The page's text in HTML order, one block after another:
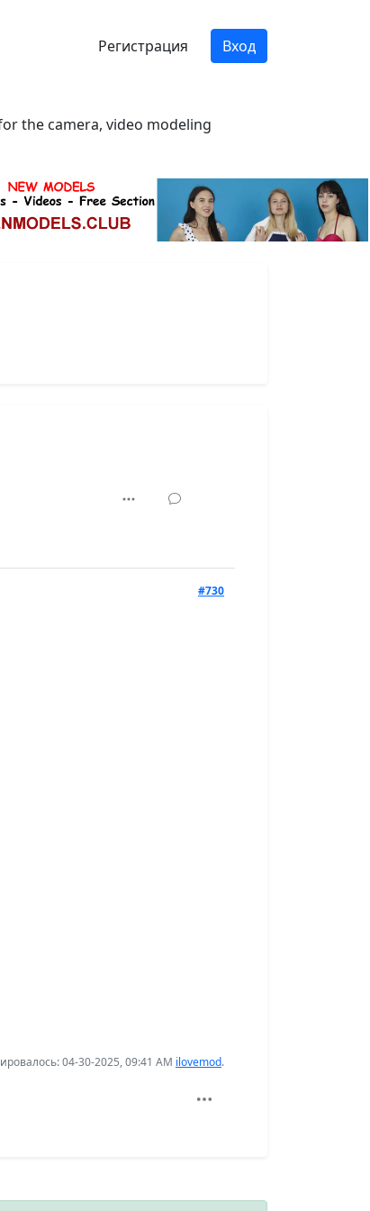
Регистрация Вход
the camera, video modeling
#730
04-30-2025, 09:41 AM ilovemod.